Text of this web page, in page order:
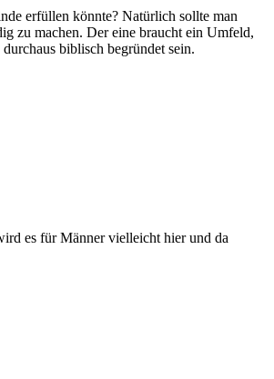
erfüllen könnte? Natürlich sollte man
zu machen. Der eine braucht ein Umfeld,
biblisch begründet sein.
es für Männer vielleicht hier und da